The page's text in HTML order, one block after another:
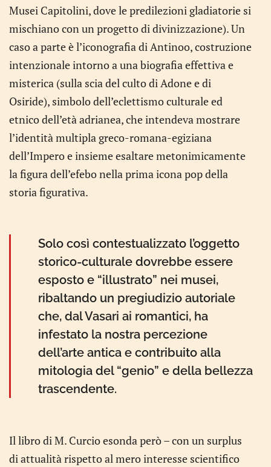
Musei Capitolini, dove le predilezioni gladiatorie si
mischiano con un progetto di divinizzazione). Un
caso a parte è l’iconografia di Antinoo, costruzione
intenzionale intorno a una biografia effettiva e
misterica (sulla scia del culto di Adone e di
Osiride), simbolo dell’eclettismo culturale ed
etnico dell’età adrianea, che intendeva mostrare
l’identità multipla greco-romana-egiziana
dell’Impero e insieme esaltare metonimicamente
la figura dell’efebo nella prima icona pop della
storia figurativa.
Solo così contestualizzato l’oggetto
storico-culturale dovrebbe essere
esposto e “illustrato” nei musei,
ribaltando un pregiudizio autoriale
che, dal Vasari ai romantici, ha
infestato la nostra percezione
dell’arte antica e contribuito alla
mitologia del “genio” e della bellezza
trascendente.
Il libro di M. Curcio esonda però – con un surplus
di attualità rispetto al mero interesse scientifico